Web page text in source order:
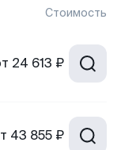
Стоимость
24 613 ₽
43 855 ₽